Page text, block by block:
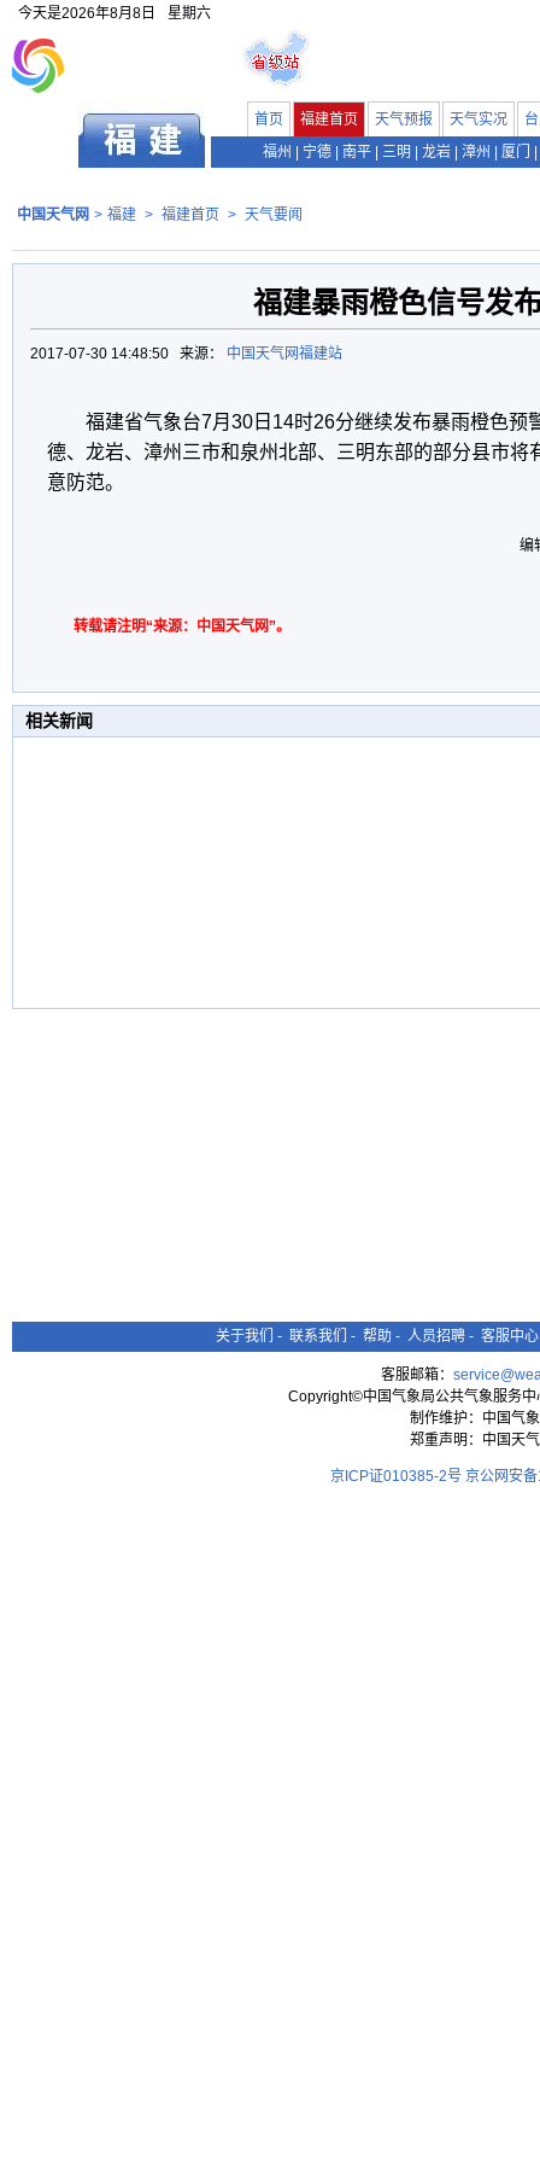
今天是2026年8月8日 星期六
首页 福建首页 天气预报 天气实况
福州
宁德 南平 三明 龙岩 漳州 厦门
中国天气网 > 福建 > 福建首页 > 天气要闻
福建暴雨橙色信号发
2017-07-30 14:48:50 来源： 中国天气网福建站
福建省气象台7月30日14时26分继续发布暴雨橙色预
德、龙岩、漳州三市和泉州北部、三明东部的部分县市将
意防范。
编
转载请注明“来源：中国天气网”。
相关新闻
关于我们 - 联系我们 - 帮助 - 人员招聘 - 客服中心
客服邮箱：
Copyright©中国气象局公共气象服务
制作维护：中国气
郑重声明：中国天
京ICP证010385-2号 京公网安